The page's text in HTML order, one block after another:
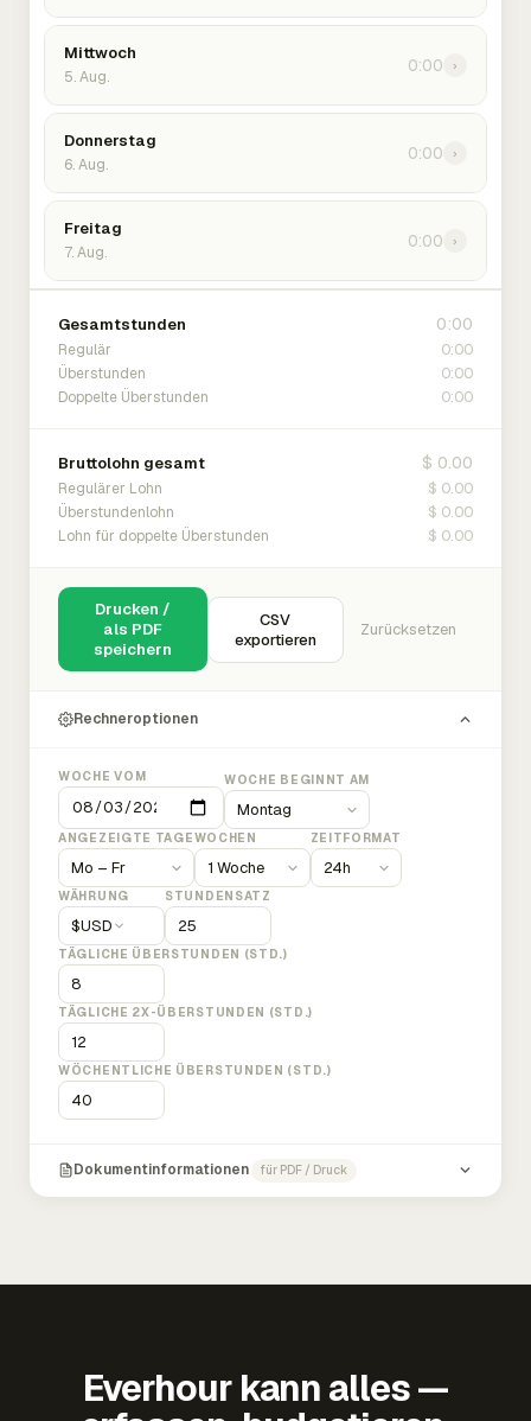
Mittwoch
5. Aug.
0:00 ›
Donnerstag
6. Aug.
0:00 ›
Freitag
7. Aug.
0:00 ›
Gesamtstunden 0:00
Regulär 0:00
Überstunden 0:00
Doppelte Überstunden 0:00
Bruttolohn gesamt $ 0.00
Regulärer Lohn $ 0.00
Überstundenlohn $ 0.00
Lohn für doppelte Überstunden $ 0.00
Drucken /
als PDF
speichern
CSV
exportieren
Zurücksetzen
Rechneroptionen
WOCHE VOM WOCHE BEGINNT AM
ANGEZEIGTE TAGEWOCHEN ZEITFORMAT
WÄHRUNG
$USD
STUNDENSATZ
TÄGLICHE ÜBERSTUNDEN (STD.)
TÄGLICHE 2X-ÜBERSTUNDEN (STD.)
WÖCHENTLICHE ÜBERSTUNDEN (STD.)
Dokumentinformationen für PDF / Druck
Everhour kann alles —